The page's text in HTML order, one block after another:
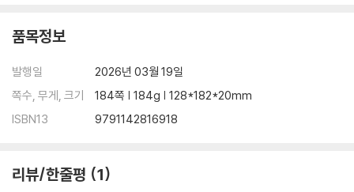
품목정보
발행일
2026년 03월 19일
쪽수, 무게, 크기
184쪽 | 184g | 128*182*20mm
ISBN13
9791142816918
리뷰/한줄평 1